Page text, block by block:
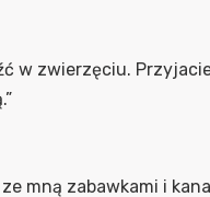
w zwierzęciu.
mną zabawkami i